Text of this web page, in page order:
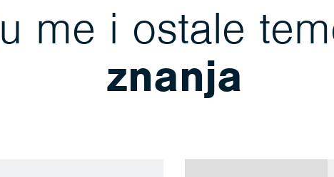
me i ostale
znanja